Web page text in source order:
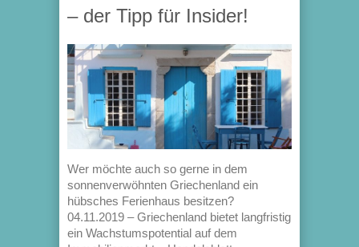
– der Tipp für Insider!
Wer möchte auch so gerne in dem
sonnenverwöhnten Griechenland ein
hübsches Ferienhaus besitzen?
04.11.2019 – Griechenland bietet langfristig
ein Wachstumspotential auf dem